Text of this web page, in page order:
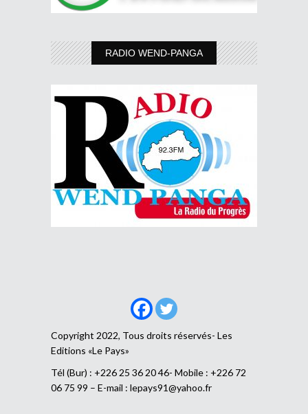
RADIO WEND-PANGA
Copyright 2022, Tous droits réservés- Les
Editions «Le Pays»
Tél (Bur) : +226 25 36 20 46- Mobile : +226 72
06 75 99 – E-mail : lepays91@yahoo.fr